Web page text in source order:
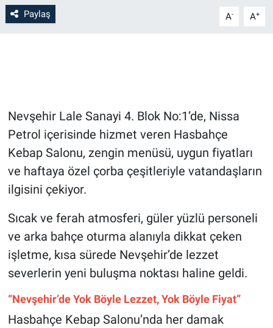
Paylaş A- A+
Nevşehir Lale Sanayi 4. Blok No:1’de, Nissa
Petrol içerisinde hizmet veren Hasbahçe
Kebap Salonu, zengin menüsü, uygun fiyatları
ve haftaya özel çorba çeşitleriyle vatandaşların
ilgisini çekiyor.
Sıcak ve ferah atmosferi, güler yüzlü personeli
ve arka bahçe oturma alanıyla dikkat çeken
işletme, kısa sürede Nevşehir’de lezzet
severlerin yeni buluşma noktası haline geldi.
“Nevşehir’de Yok Böyle Lezzet, Yok Böyle Fiyat”
Hasbahçe Kebap Salonu’nda her damak
Röportaj
Kayseri
Niğde
Aksaray
Kırşehir
Yerel
Genel